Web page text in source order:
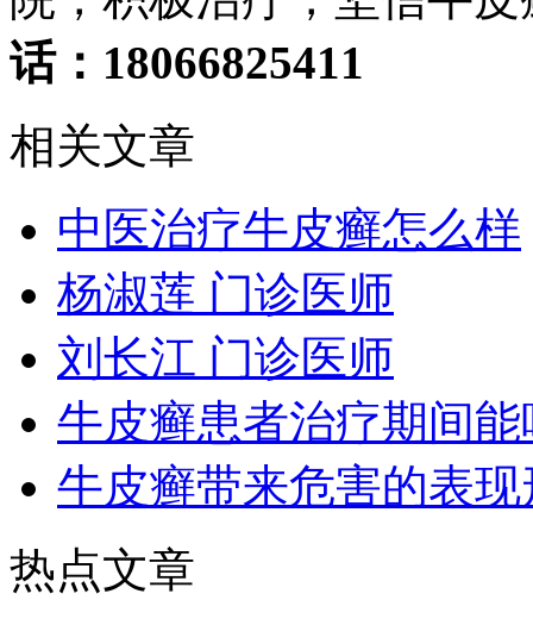
话：18066825411
相关文章
中医治疗牛皮癣怎么样
杨淑莲 门诊医师
刘长江 门诊医师
牛皮癣患者治疗期间
牛皮癣带来危害的表
热点文章